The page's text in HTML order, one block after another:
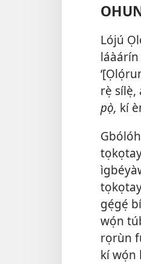
Lójú
rẹ̀ sílẹ̀,
pọ̀, kí
gẹ́gẹ́
wọ́n
rọrùn
kí wọ́n